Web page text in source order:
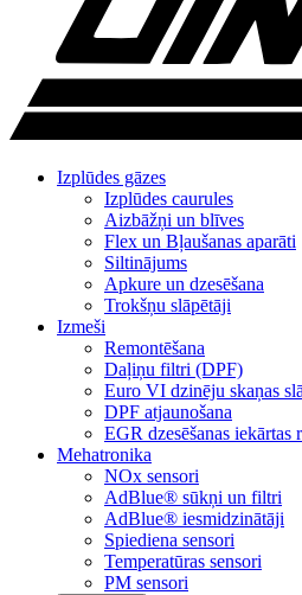
Izplūdes gāzes
Izplūdes caurules
Aizbāžņi un blīves
Flex un Bļaušanas aparāti
Siltinājums
Apkure un dzesēšana
Trokšņu slāpētāji
Izmeši
Remontēšana
Daļiņu filtri (DPF)
Euro VI dzinēju skaņas
DPF atjaunošana
EGR dzesēšanas iekārtas
Mehatronika
NOx sensori
AdBlue® sūkņi un filtri
AdBlue® iesmidzinātāji
Spiediena sensori
Temperatūras sensori
PM sensori